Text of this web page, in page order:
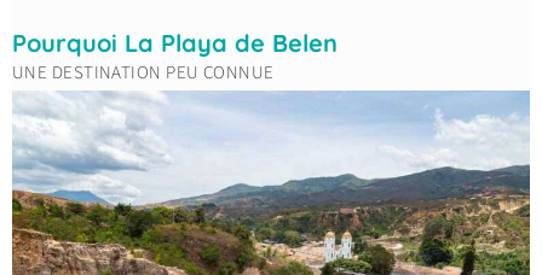
Pourquoi La Playa de Belen
UNE DESTINATION PEU CONNUE